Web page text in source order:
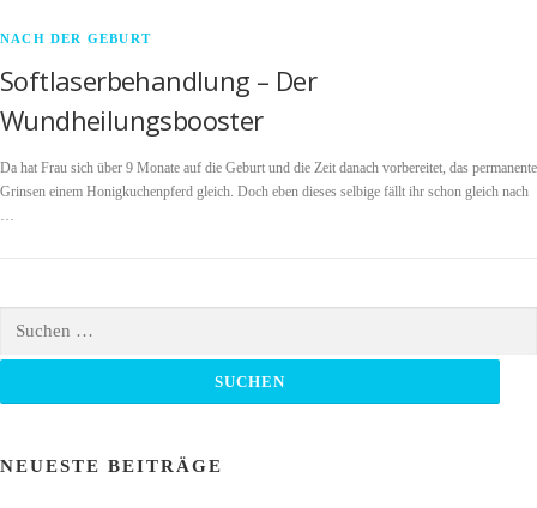
NACH DER GEBURT
Softlaserbehandlung – Der
Wundheilungsbooster
Da hat Frau sich über 9 Monate auf die Geburt und die Zeit danach vorbereitet, das permanente
Grinsen einem Honigkuchenpferd gleich. Doch eben dieses selbige fällt ihr schon gleich nach
…
nach:
NEUESTE BEITRÄGE